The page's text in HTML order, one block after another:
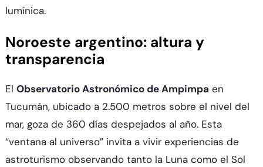
lumínica.​
Noroeste argentino: altura y
transparencia
El Observatorio Astronómico de Ampimpa en
Tucumán, ubicado a 2.500 metros sobre el nivel del
mar, goza de 360 días despejados al año. Esta
“ventana al universo” invita a vivir experiencias de
astroturismo observando tanto la Luna como el Sol